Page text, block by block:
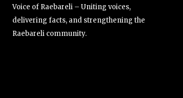
Voice of Raebareli – Uniting voices,
delivering facts, and strengthening the
Raebareli community.